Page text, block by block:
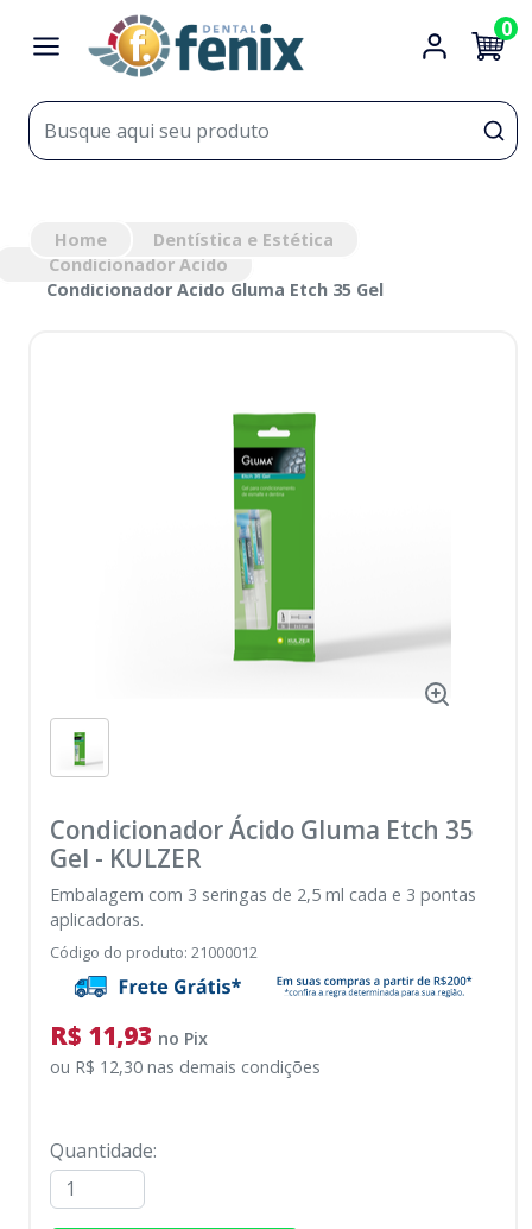
0
Home
Dentística e Estética
Condicionador Ácido
Condicionador Ácido Gluma Etch 35 Gel
Condicionador Ácido Gluma Etch 35
Gel - KULZER
Embalagem com 3 seringas de 2,5 ml cada e 3 pontas
aplicadoras.
Código do produto: 21000012
R$ 11,93 no Pix
ou R$ 12,30 nas demais condições
Quantidade: